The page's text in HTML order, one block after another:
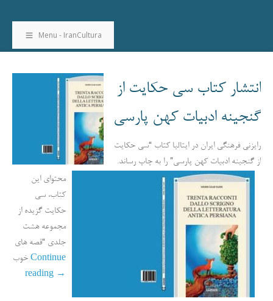
Menu - IranCultura
انتشار کتاب سی حکایت از
گنجینه ادبیات کهن پارسی
از گنجینه ادبیات کهن پارسی” را به چاپ رساند.
محتوای این
کتاب، سی
حکایت گزیده از
مجموعه هشت
جلدی “قصه های
Continue
reading →